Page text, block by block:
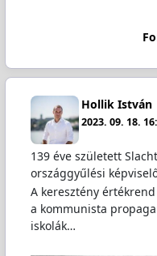
Hollik István
2023. 09. 18.
139 éve született
országgyűlési
A keresztény
a kommunista
iskolák…